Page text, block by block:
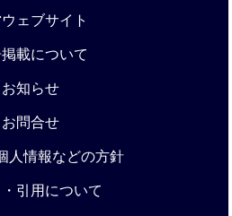
ェブサイト
載について
お知らせ
お問合せ
人情報などの方針
引用について